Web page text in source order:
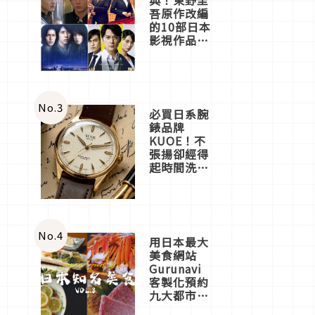
吾原作改編
的10部日本
影視作品推
No.3 必買日系腕
錶品牌
KUOE！不
張揚卻經得
起時間洗鍊
No.4 用日本最大
美食網站
Gurunavi
客製化預約
九大都市餐